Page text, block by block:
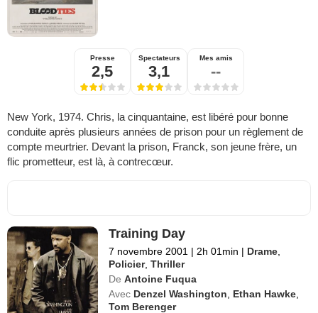
Presse
2,5
Spectateurs
3,1
Mes amis
--
New York, 1974. Chris, la cinquantaine, est libéré pour bonne
conduite après plusieurs années de prison pour un règlement de
compte meurtrier. Devant la prison, Franck, son jeune frère, un
flic prometteur, est là, à contrecœur.
Training Day
7 novembre 2001 | 2h 01min | Drame
Policier,Thriller
De Antoine Fuqua
Avec Denzel Washington Ethan Hawke
Tom Berenger